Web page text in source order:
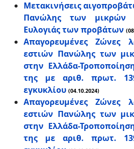
Μετακινήσεις
Πανώλης των μικρών
Ευλογιάς των προβάτων
Απαγορευμένες Ζώνες
εστιών Πανώλης των
στην Ελλάδα-
της με αριθ. πρωτ.
εγκυκλίου (04.10.2024)
Απαγορευμένες Ζώνες
εστιών Πανώλης των
στην Ελλάδα-
της με αριθ. πρωτ.